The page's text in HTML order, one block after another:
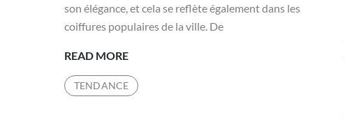
son élégance, et cela se reflète également dans les
coiffures populaires de la ville. De
READ MORECOIFFEUR
LYON
:
TENDANCE